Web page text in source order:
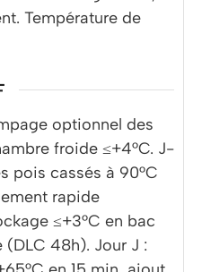
Température de
optionnel des
froide ≤+4°C. J-
pois cassés à 90°C
rapide
≤+3°C en bac
48h). Jour J :